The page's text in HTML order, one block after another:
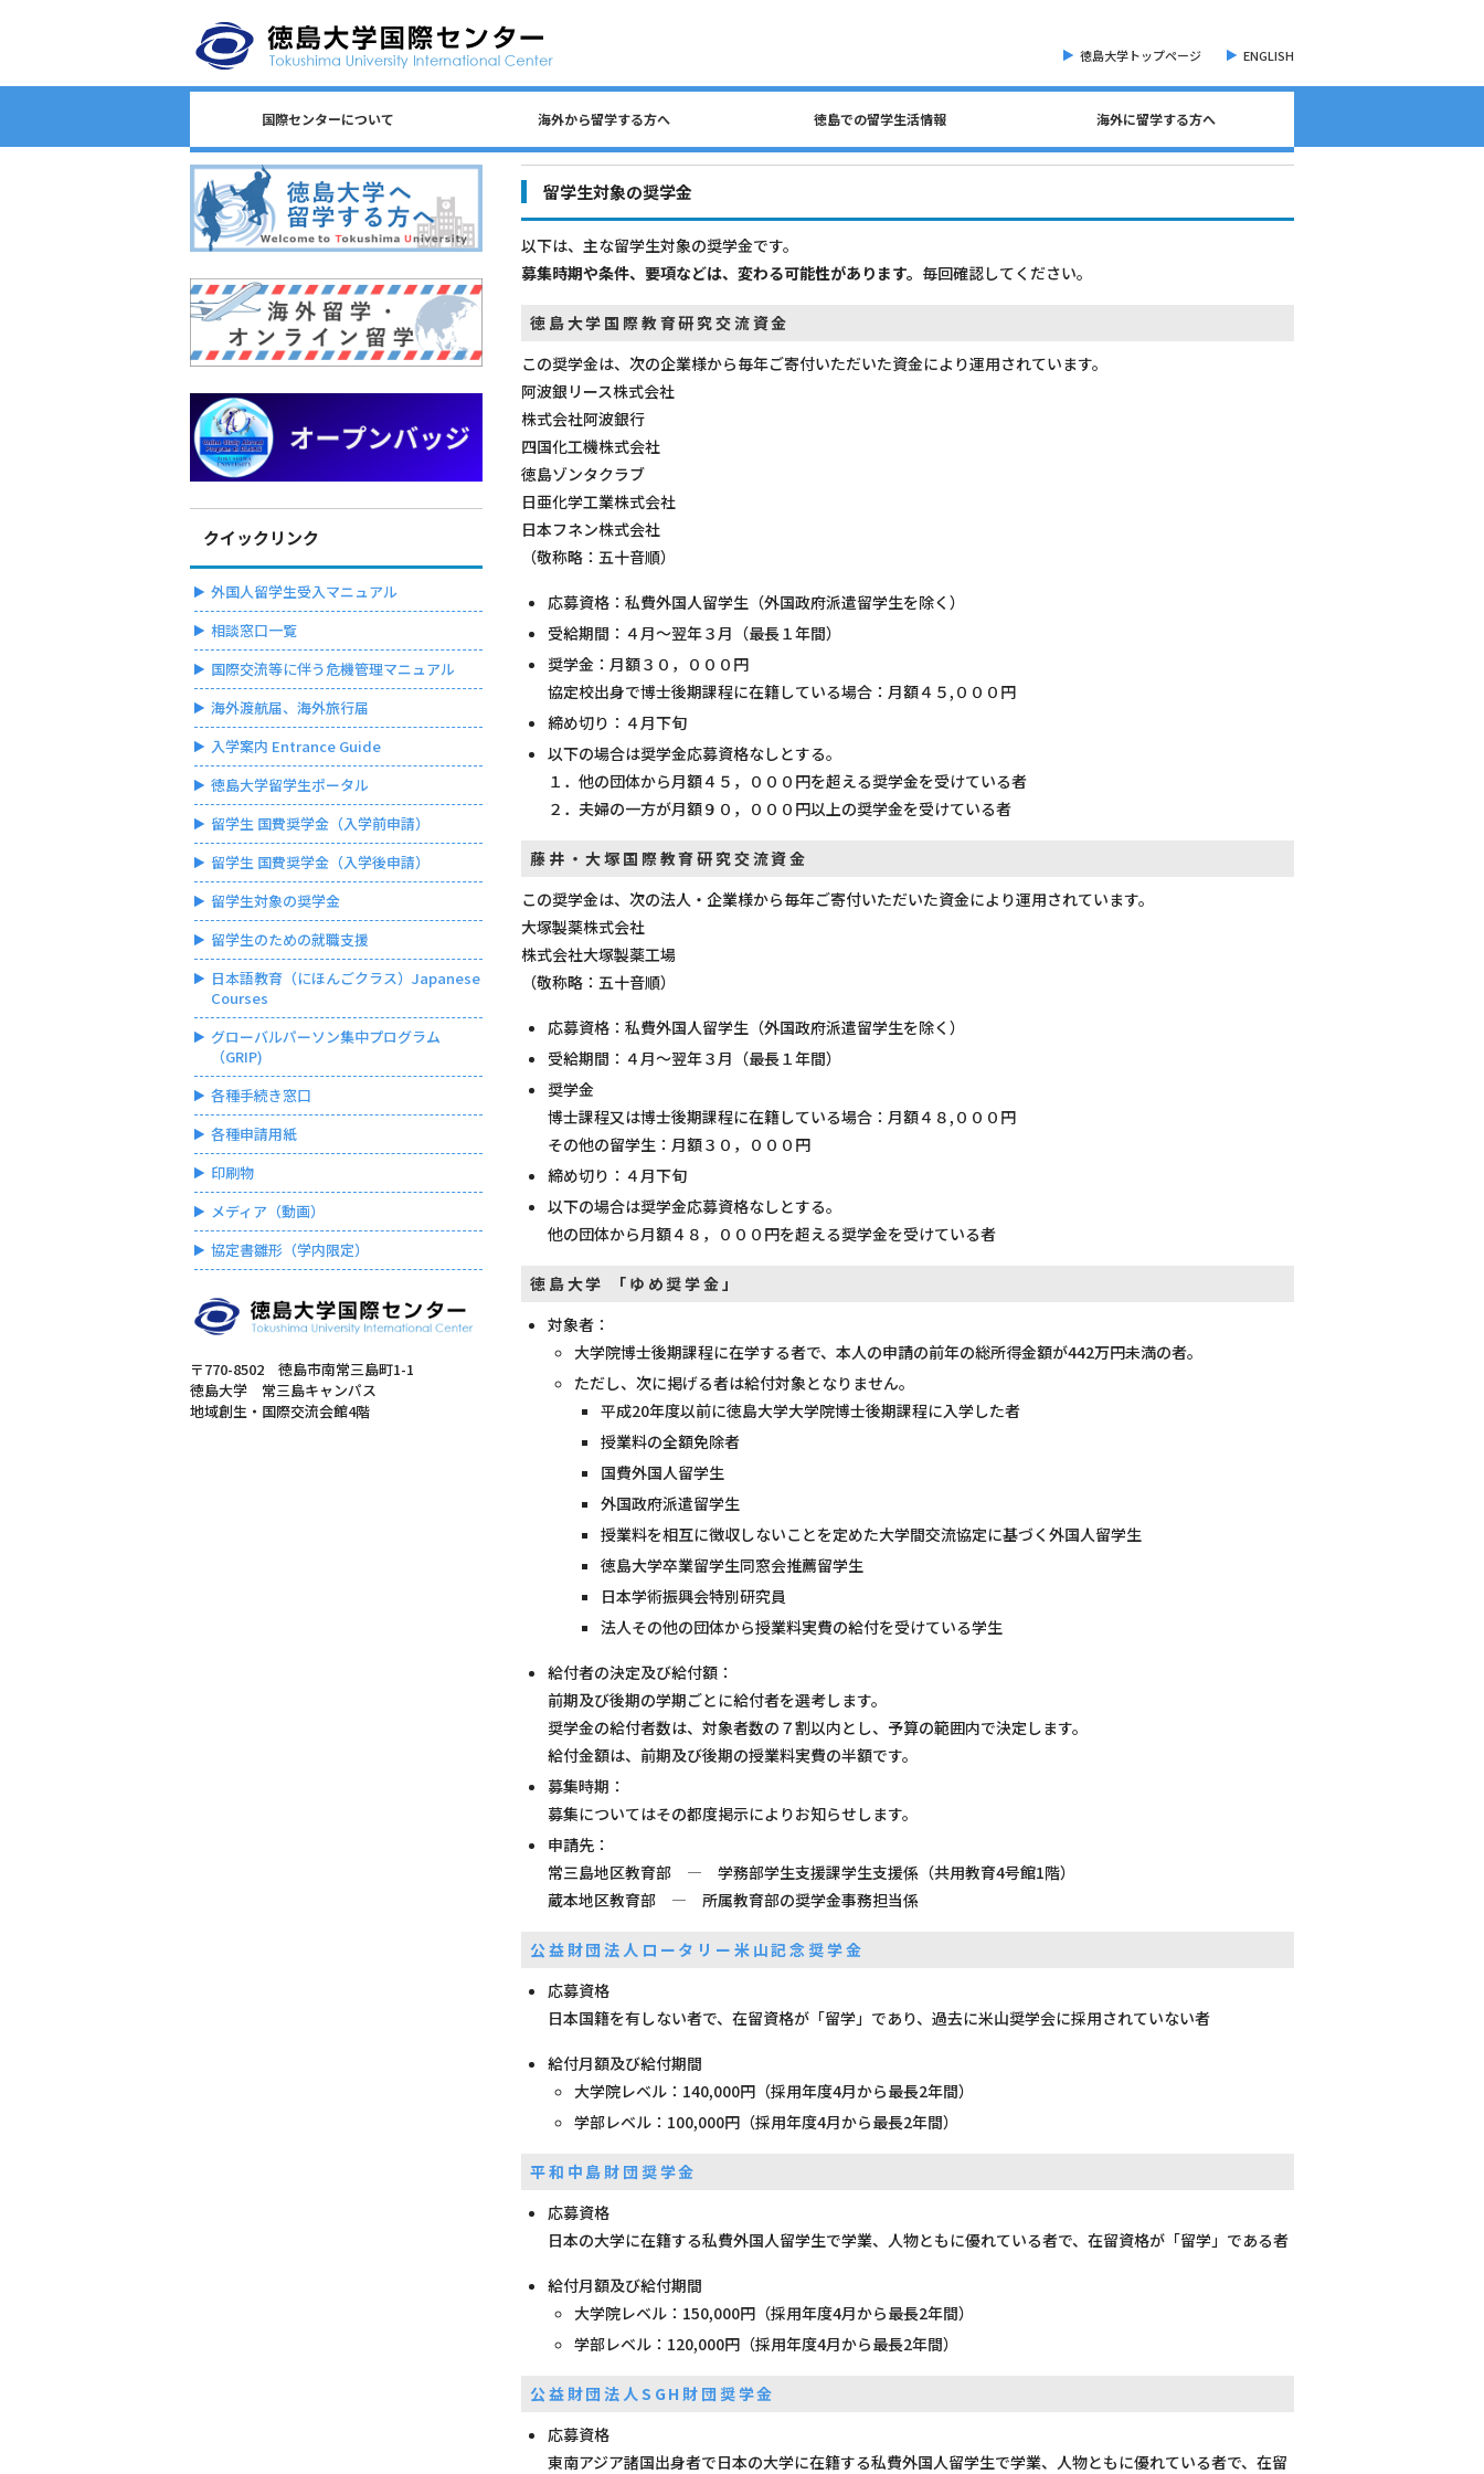
徳島大学トップページ ENGLISH
国際センターについて
国際センターについて
センター長からのごあいさつ
国際センターのロゴについて
沿革
日本語教育/Japanese Program
相談窓口一覧
スタッフ一覧
国際課連絡先
海外から留学する方へ 徳島での留学生活情報 海外に留学する方へ
留学生対象の奨学金
以下は、主な留学生対象の奨学金です。
募集時期や条件、要項などは、変わる可能性があります。 毎回確認してください。
徳島大学国際教育研究交流資金
この奨学金は、次の企業様から毎年ご寄付いただいた資金により運用されています。
阿波銀リース株式会社
株式会社阿波銀行
四国化工機株式会社
徳島ゾンタクラブ
日亜化学工業株式会社
日本フネン株式会社
（敬称略：五十音順）
応募資格：私費外国人留学生（外国政府派遣留学生を除く）
受給期間：４月～翌年３月（最長１年間）
奨学金：月額３０，０００円
協定校出身で博士後期課程に在籍している場合：月額４５,０００円
締め切り：４月下旬
以下の場合は奨学金応募資格なしとする。
１．他の団体から月額４５，０００円を超える奨学金を受けている者
２．夫婦の一方が月額９０，０００円以上の奨学金を受けている者
藤井・大塚国際教育研究交流資金
この奨学金は、次の法人・企業様から毎年ご寄付いただいた資金により運用されています。
大塚製薬株式会社
株式会社大塚製薬工場
（敬称略：五十音順）
応募資格：私費外国人留学生（外国政府派遣留学生を除く）
受給期間：４月～翌年３月（最長１年間）
奨学金
博士課程又は博士後期課程に在籍している場合：月額４８,０００円
その他の留学生：月額３０，０００円
締め切り：４月下旬
以下の場合は奨学金応募資格なしとする。
他の団体から月額４８，０００円を超える奨学金を受けている者
徳島大学 「ゆめ奨学金」
対象者：
大学院博士後期課程に在学する者で、本人の申請の前年の総所得金額が442万円未満の者。
ただし、次に掲げる者は給付対象となりません。
平成20年度以前に徳島大学大学院博士後期課程に入学した者
授業料の全額免除者
国費外国人留学生
外国政府派遣留学生
授業料を相互に徴収しないことを定めた大学間交流協定に基づく外国人留学生
徳島大学卒業留学生同窓会推薦留学生
日本学術振興会特別研究員
法人その他の団体から授業料実費の給付を受けている学生
給付者の決定及び給付額：
前期及び後期の学期ごとに給付者を選考します。
奨学金の給付者数は、対象者数の７割以内とし、予算の範囲内で決定します。
給付金額は、前期及び後期の授業料実費の半額です。
募集時期：
募集についてはその都度掲示によりお知らせします。
申請先：
常三島地区教育部 — 学務部学生支援課学生支援係（共用教育4号館1階）
蔵本地区教育部 — 所属教育部の奨学金事務担当係
公益財団法人ロータリー米山記念奨学金
応募資格
日本国籍を有しない者で、在留資格が「留学」であり、過去に米山奨学会に採用されていない者
給付月額及び給付期間
大学院レベル：140,000円（採用年度4月から最長2年間）
学部レベル：100,000円（採用年度4月から最長2年間）
平和中島財団奨学金
応募資格
日本の大学に在籍する私費外国人留学生で学業、人物ともに優れている者で、在留資格が「留学」である者
給付月額及び給付期間
大学院レベル：150,000円（採用年度4月から最長2年間）
学部レベル：120,000円（採用年度4月から最長2年間）
公益財団法人SGH財団奨学金
応募資格
東南アジア諸国出身者で日本の大学に在籍する私費外国人留学生で学業、人物ともに優れている者で、在留
クイックリンク
外国人留学生受入マニュアル
相談窓口一覧
国際交流等に伴う危機管理マニュアル
海外渡航届、海外旅行届
入学案内 Entrance Guide
徳島大学留学生ポータル
留学生 国費奨学金（入学前申請）
留学生 国費奨学金（入学後申請）
留学生対象の奨学金
留学生のための就職支援
日本語教育（にほんごクラス）Japanese
Courses
グローバルパーソン集中プログラム
（GRIP)
各種手続き窓口
各種申請用紙
印刷物
メディア（動画）
協定書雛形（学内限定）
〒770-8502 徳島市南常三島町1-1
徳島大学 常三島キャンパス
地域創生・国際交流会館4階